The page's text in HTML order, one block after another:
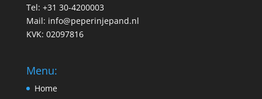
Tel: +31 30-4200003
Mail: info@peperinjepand.nl
KVK: 02097816
Menu:
Home